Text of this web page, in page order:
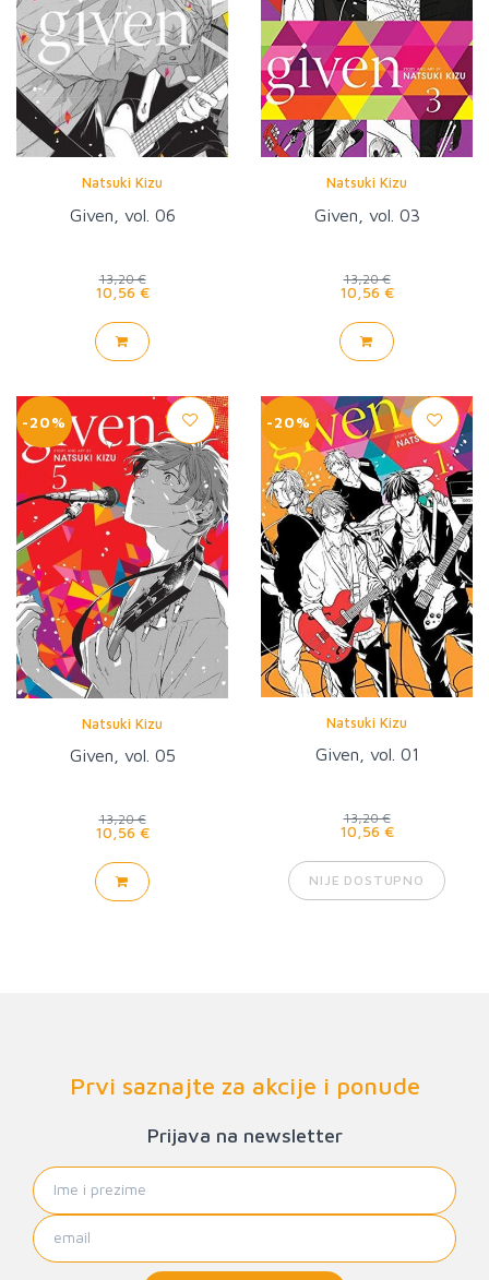
Natsuki Kizu
Given, vol. 06
13,20 €
10,56 €
Natsuki Kizu
Given, vol. 03
13,20 €
10,56 €
-20%
Natsuki Kizu
Given, vol. 05
13,20 €
10,56 €
-20%
Natsuki Kizu
Given, vol. 01
13,20 €
10,56 €
NIJE DOSTUPNO
Prvi saznajte za akcije i ponude
Prijava na newsletter